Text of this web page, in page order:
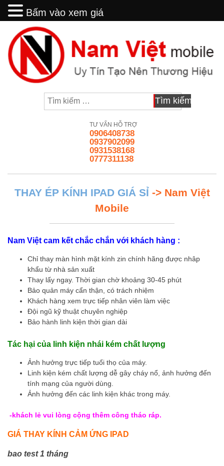
content
TƯ VẤN HỖ TRỢ
0906408738
0937902099
0931538168
0777311138
THAY ÉP KÍNH IPAD GIÁ SỈ -> Nam Việt
Mobile
Nam Việt cam kết chắc chắn với khách hàng :
Chỉ thay màn hình mặt kính zin chính hãng được nhâp
khẩu từ nhà sản xuất
Thay lấy ngay. Thời gian chờ khoảng 30-45 phút
Bảo quản máy cẩn thận, có trách nhiệm
Khách hàng xem trực tiếp nhân viên làm việc
Đội ngũ kỹ thuật chuyên nghiệp
Bảo hành linh kiện thời gian dài
Tác hại của linh kiện nhái kém chất lượng
Ảnh hưởng trực tiếp tuổi thọ của máy.
Linh kiện kém chất lượng dễ gây cháy nổ, ảnh hưởng đến
tính mạng của người dùng.
Ảnh hưởng đến các linh kiện khác trong máy.
-khách lẻ vui lòng cộng thêm công tháo ráp.
GIÁ THAY KÍNH CẢM ỨNG IPAD
bao test 1 tháng
Bấm vào xem giá
Bấm vào xem giá